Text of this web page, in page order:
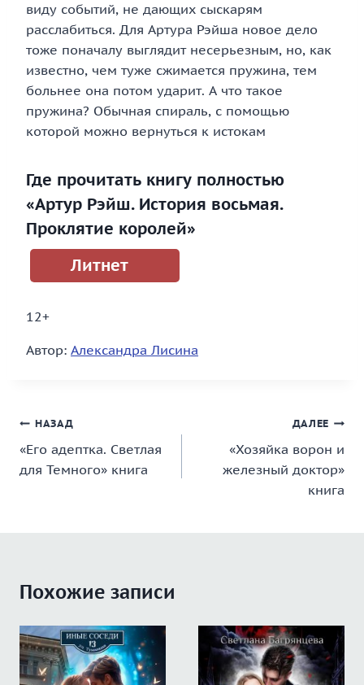
виду событий, не дающих сыскарям
расслабиться. Для Артура Рэйша новое дело
тоже поначалу выглядит несерьезным, но, как
известно, чем туже сжимается пружина, тем
больнее она потом ударит. А что такое
пружина? Обычная спираль, с помощью
которой можно вернуться к истокам
Где прочитать книгу полностью
«Артур Рэйш. История восьмая.
Проклятие королей»
Литнет
12+
Автор: Александра Лисина
Навигация
по
записям
НАЗАД
«Его адептка. Светлая
для Темного» книга
ДАЛЕЕ
«Хозяйка ворон и
железный доктор»
книга
Похожие записи